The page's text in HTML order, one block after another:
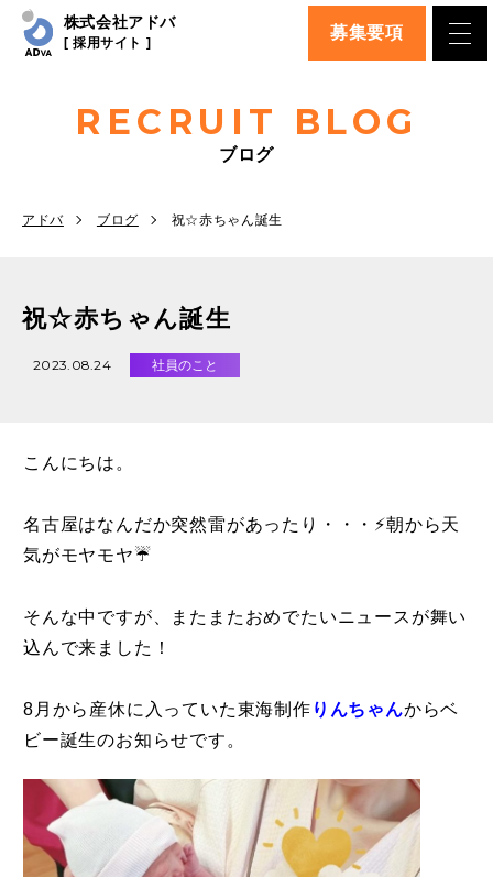
株式会社アドバ
[ 採用サイト ]
募集要項
RECRUIT BLOG
ブログ
アドバ ブログ 祝☆赤ちゃん誕生
祝☆赤ちゃん誕生
2023.08.24 社員のこと
こんにちは。
名古屋はなんだか突然雷があったり・・・⚡朝から天
気がモヤモヤ☔
そんな中ですが、またまたおめでたいニュースが舞い
込んで来ました！
8月から産休に入っていた東海制作 りんちゃんからベ
ビー誕生のお知らせです。